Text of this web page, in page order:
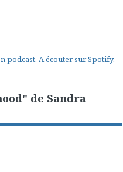
podcast. A écouter sur Spotify.
de Sandra